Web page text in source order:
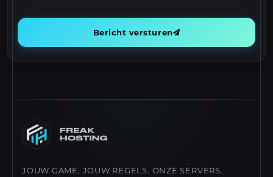
Bericht versturen
JOUW GAME, JOUW REGELS. ONZE SERVERS.